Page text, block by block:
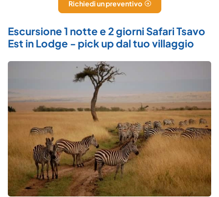
Richiedi un preventivo
Escursione 1 notte e 2 giorni Safari Tsavo
Est in Lodge - pick up dal tuo villaggio